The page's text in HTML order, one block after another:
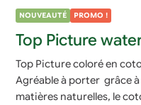
NOUVEAUTÉ PROMO !
Top Picture
Top Picture coloré en
Agréable à porter grâce
matières naturelles, le